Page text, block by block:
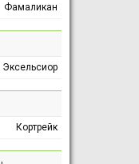
Фамаликан
Эксельсиор
Кортрейк